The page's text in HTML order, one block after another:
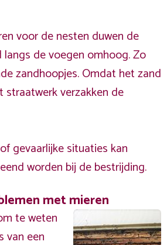
voor de nesten duwen de
de voegen omhoog. Zo
zandhoopjes. Omdat het zand
verzakken de
gevaarlijke situaties kan
worden bij de bestrijding.
met mieren
te weten
van een